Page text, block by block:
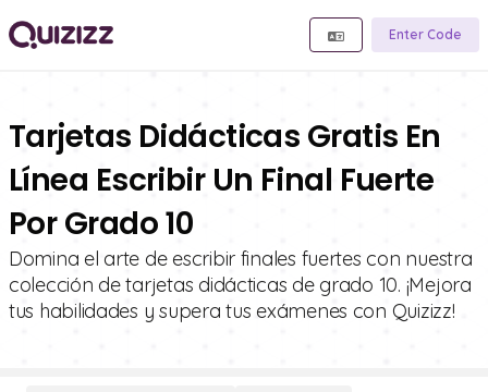
Enter Code
Tarjetas Didácticas Gratis En
Línea Escribir Un Final Fuerte
Por Grado 10
Domina el arte de escribir finales fuertes con nuestra
colección de tarjetas didácticas de grado 10. ¡Mejora
tus habilidades y supera tus exámenes con Quizizz!